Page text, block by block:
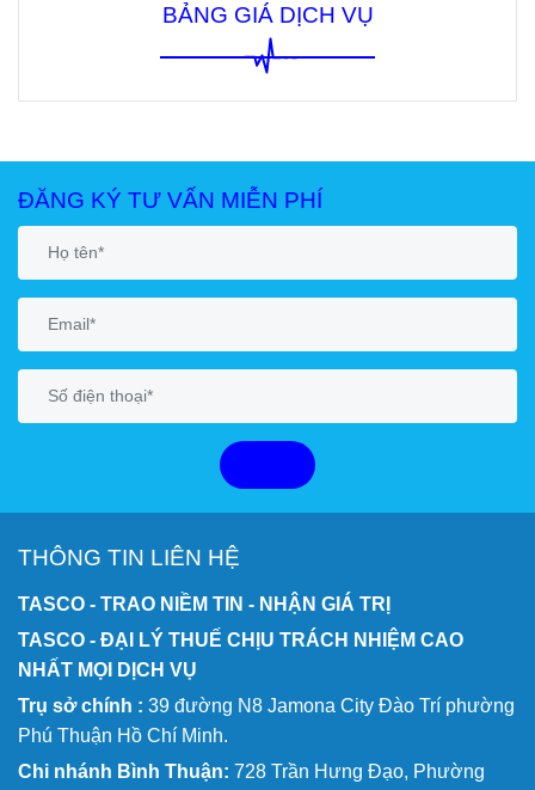
BẢNG GIÁ DỊCH VỤ
ĐĂNG KÝ TƯ VẤN MIỄN PHÍ
THÔNG TIN LIÊN HỆ
TASCO - TRAO NIỀM TIN - NHẬN GIÁ TRỊ
TASCO - ĐẠI LÝ THUẾ CHỊU TRÁCH NHIỆM CAO
NHẤT MỌI DỊCH VỤ
Trụ sở chính : 39 đường N8 Jamona City Đào Trí phường
Phú Thuận Hồ Chí Minh.
Chi nhánh Bình Thuận: 728 Trần Hưng Đạo, Phường